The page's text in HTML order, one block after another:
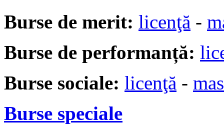
Burse de merit: licenţă -
Burse de performanță:
Burse sociale: licenţă -
Burse speciale